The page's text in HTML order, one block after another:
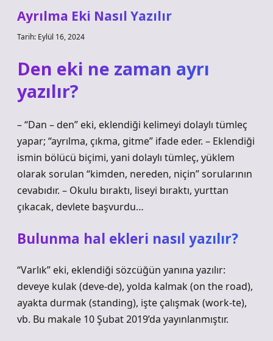
Ayrılma Eki Nasıl Yazılır
Tarih: Eylül 16, 2024
Den eki ne zaman ayrı
yazılır?
– “Dan – den” eki, eklendiği kelimeyi dolaylı tümleç
yapar; “ayrılma, çıkma, gitme” ifade eder. – Eklendiği
ismin bölücü biçimi, yani dolaylı tümleç, yüklem
olarak sorulan “kimden, nereden, niçin” sorularının
cevabıdır. – Okulu bıraktı, liseyi bıraktı, yurttan
çıkacak, devlete başvurdu…
Bulunma hal ekleri nasıl yazılır?
“Varlık” eki, eklendiği sözcüğün yanına yazılır:
deveye kulak (deve-de), yolda kalmak (on the road),
ayakta durmak (standing), işte çalışmak (work-te),
vb. Bu makale 10 Şubat 2019’da yayınlanmıştır.